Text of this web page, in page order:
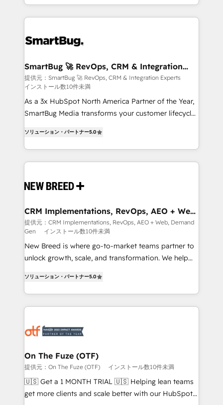
ード受賞・HUGリーダー ✓ ISO27001:2022 /
ISO9001:2015 取得 ✓ 400社以上の導入実績 ✓
状整理の壁打ちなど、構想段階からお気軽にお問い合わ
せください。
intelligence to conversational AI, we turn data into
action and automation into competitive advantage.
accreditations
and engineer a portal that drives predictable
revenue velocity. 🚀 GTM Strategy & Alignment
stalling growth. Fix your ICP, Math, and Story to stop
Scalable Architecture: Zero-technical-debt setup
across all Hubs, validated by our 7 HubSpot
Accreditations. AI-Powered RevOps: Breeze AI,
custom AI agents, and high-integrity migrations for
total reporting clarity. Security & Compliance: SOC 2
security. 🏆 Why Bluleadz? GTM OS Partner | 16+
Years Experience | 1,000+ Five-Star Reviews
SmartBug 🚀 RevOps, CRM & Integration
Experts
提供元：SmartBug 🚀 RevOps, CRM & Integration Experts
インストール数10件未満
As a 3x HubSpot North America Partner of the Year,
SmartBug Media transforms your customer lifecycle
includes specialized divisions Globalia (AI &
Software) and Point Success Media (Paid Media),
making this the official home for all three brands. 🔄
and system integrations powered by Globalia’s
trainers to drive platform adoption. 📈 Revenue
Generation - Full-funnel marketing and high-
performance advertising via Point Success Media. -
Expert deployment of Breeze AI and custom agents
to automate growth. 🏆 Elite Excellence - 8 platform
expertise. - A team of 250+ experts dedicated to
your resilient growth.
ソリューション・パートナー5.0
CRM Implementations, RevOps, AEO + Web,
Demand Gen
提供元：CRM Implementations, RevOps, AEO + Web, Demand
Gen
インストール数10件未満
New Breed is where go-to-market teams partner to
unlock growth, scale, and transformation. We help
customer platform and operationalize HubSpot’s
Loop Marketing framework through expert-led
services, smart agents, and purpose-built apps,
results, fast. ⚙️CRM & RevOps: Align all Hubs to your
🎯Demand Gen & ABM: Drive pipeline with inbound,
ABM, AEO, SEO, & paid media. 👩‍💻Web Design:
Build high-performing websites with UX, messaging,
& conversion strategy that drive results. 🤖AI
ソリューション・パートナー5.0
On The Fuze (OTF)
提供元：On The Fuze (OTF) インストール数10件未満
🇺🇸 Get a 1 MONTH TRIAL 🇺🇸 Helping lean teams
get more clients and scale better with our HubSpot